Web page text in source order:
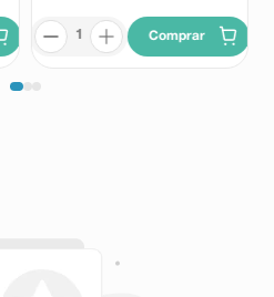
Comprar